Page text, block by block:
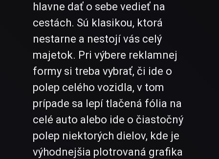
hlavne dať o sebe vedieť na
cestách. Sú klasikou, ktorá
nestarne a nestojí vás celý
majetok. Pri výbere reklamnej
formy si treba vybrať, či ide o
polep celého vozidla, v tom
prípade sa lepí tlačená fólia na
celé auto alebo ide o čiastočný
polep niektorých dielov, kde je
výhodnejšia plotrovaná grafika